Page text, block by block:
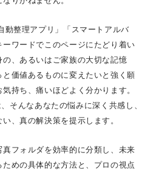
動整理アプリ」「スマートアルバ
ワードでこのページにたどり着い
、あるいはご家族の大切な記憶
価値あるものに変えたいと強く願
持ち、痛いほどよく分かります。
そんなあなたの悩みに深く共感し、
、真の解決策を提示します。
フォルダを効率的に分類し、未来
めの具体的な方法と、プロの視点